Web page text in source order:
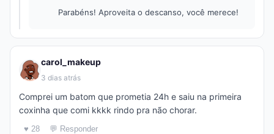
Parabéns! Aproveita o descanso, você merece!
carol_makeup
3 dias atrás
Comprei um batom que prometia 24h e saiu na primeira
coxinha que comi kkkk rindo pra não chorar.
♥ 28 💬 Responder